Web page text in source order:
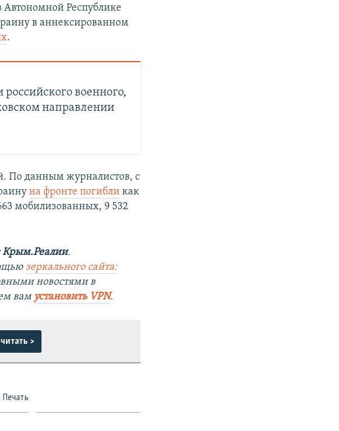
Республике
в аннексированном
.
военного,
направлении
По данным журналистов, с
на фронте погибли как
мобилизованных, 9 532
Крым.Реалии.
зеркального сайта:
новостями в
вам установить VPN.
читать >
Печать